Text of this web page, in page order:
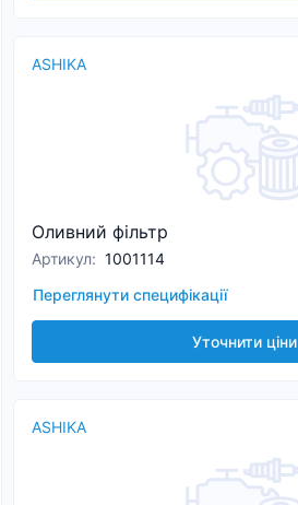
ASHIKA
Оливний фільтр
Артикул: 1001114
Переглянути специфікації
Уточнити ціни
ASHIKA